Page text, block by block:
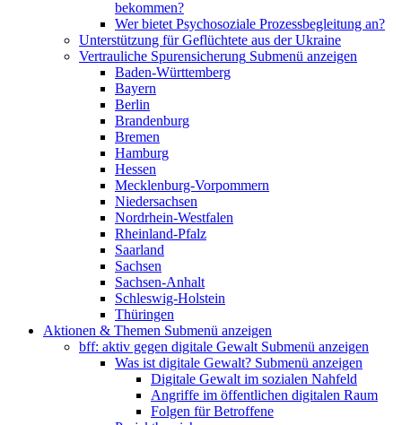
bekommen?
Wer bietet Psychosoziale Prozessbegleitung an?
Unterstützung für Geflüchtete aus der Ukraine
Vertrauliche Spurensicherung Submenü anzeigen
Baden-Württemberg
Bayern
Berlin
Brandenburg
Bremen
Hamburg
Hessen
Mecklenburg-Vorpommern
Niedersachsen
Nordrhein-Westfalen
Rheinland-Pfalz
Saarland
Sachsen
Sachsen-Anhalt
Schleswig-Holstein
Thüringen
Aktionen & Themen Submenü anzeigen
bff: aktiv gegen digitale Gewalt Submenü anzeigen
Was ist digitale Gewalt? Submenü anzeigen
Digitale Gewalt im sozialen Nahfeld
Angriffe im öffentlichen digitalen Raum
Folgen für Betroffene